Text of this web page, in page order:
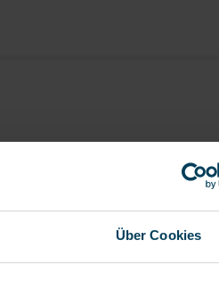
Über Cookies